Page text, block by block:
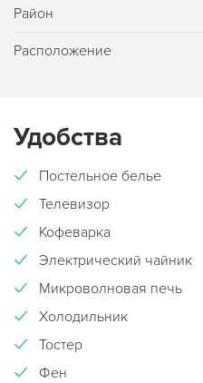
Район
Расположение
Удобства
Постельное белье
Телевизор
Кофеварка
Электрический чайник
Микроволновая печь
Холодильник
Тостер
Фен